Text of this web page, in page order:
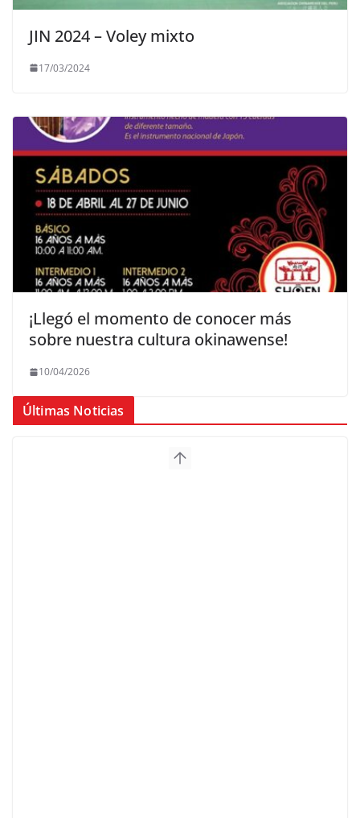
JIN 2024 – Voley mixto
17/03/2024
¡Llegó el momento de conocer más
sobre nuestra cultura okinawense!
10/04/2026
Últimas Noticias